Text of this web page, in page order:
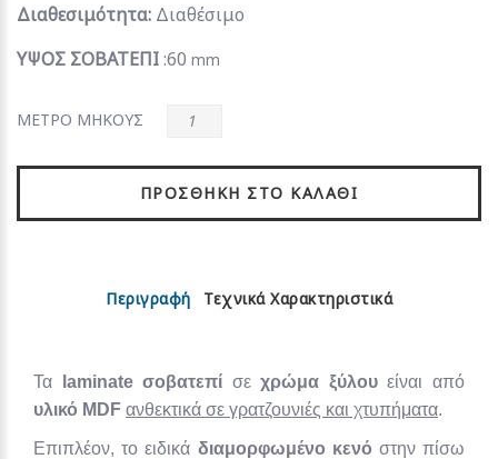
Διαθεσιμότητα: Διαθέσιμο
ΥΨΟΣ ΣΟΒΑΤΕΠΙ:60 mm
ΜΕΤΡΟ ΜΗΚΟΥΣ
ΠΡΟΣΘΉΚΗ ΣΤΟ ΚΑΛΆΘΙ
Περιγραφή Τεχνικά Χαρακτηριστικά
Τα laminate σοβατεπί σεχρώμα ξύλουείναι από
υλικό MDF ανθεκτικά σε γρατζουνιές και χτυπήματα.
Επιπλέον, το ειδικά διαμορφωμένο κενό στην πίσω